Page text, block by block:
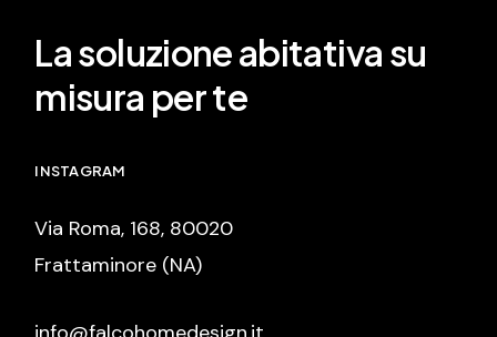
La soluzione abitativa su
misura per te
INSTAGRAM
Via Roma, 168, 80020
Frattaminore (NA)